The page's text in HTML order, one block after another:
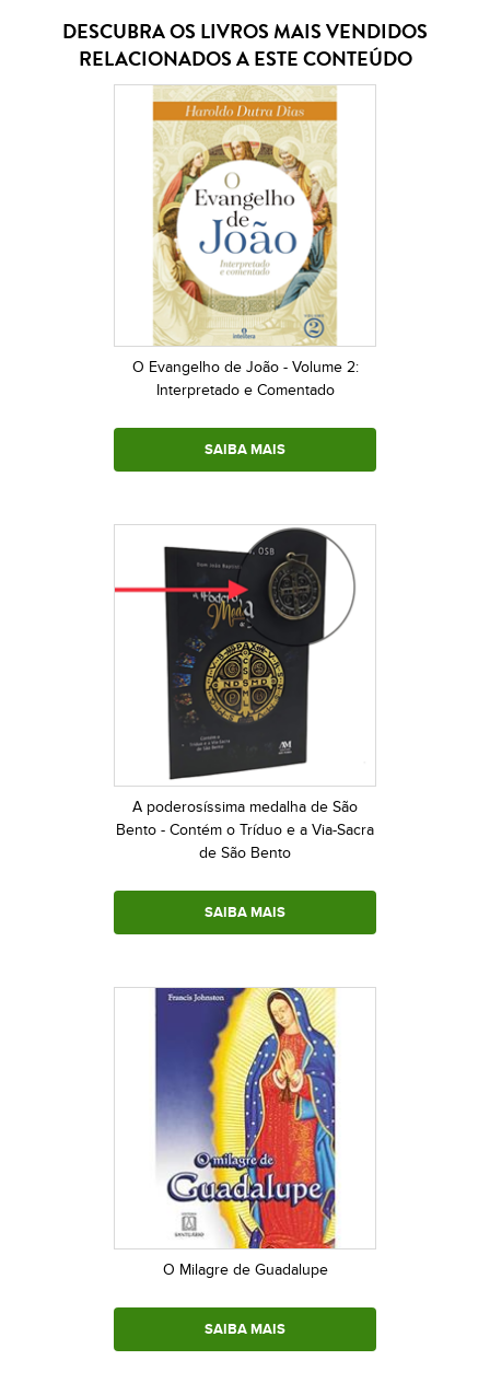
DESCUBRA OS LIVROS MAIS VENDIDOS
RELACIONADOS A ESTE CONTEÚDO
O Evangelho de João - Volume 2:
Interpretado e Comentado
SAIBA MAIS
A poderosíssima medalha de São
Bento - Contém o Tríduo e a Via-Sacra
de São Bento
SAIBA MAIS
O Milagre de Guadalupe
SAIBA MAIS